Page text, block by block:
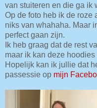
van stuiteren en die ga ik
Op de foto heb ik de roze
niks van whahaha. Maar
perfect gaan zijn.
Ik heb graag dat de rest
maar ik kan deze
Hopelijk kan ik jullie dat
passessie op mijn